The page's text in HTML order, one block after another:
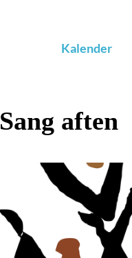
Kalender
Sang aften